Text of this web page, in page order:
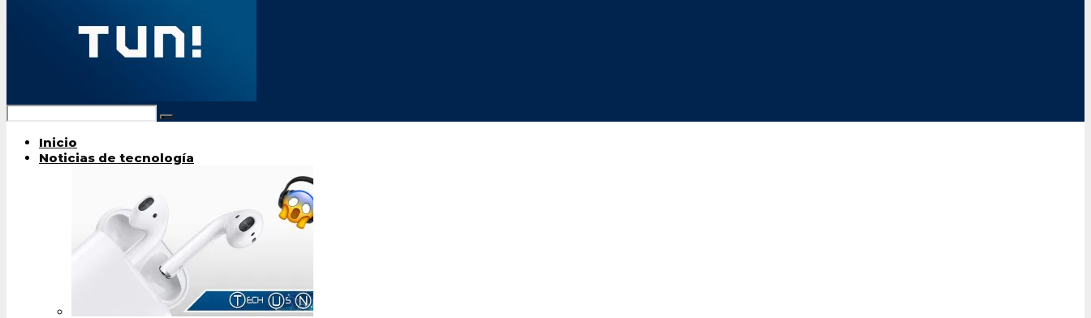
Inicio
Noticias de tecnología